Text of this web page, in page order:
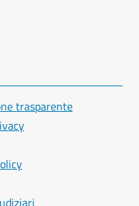
trasparente